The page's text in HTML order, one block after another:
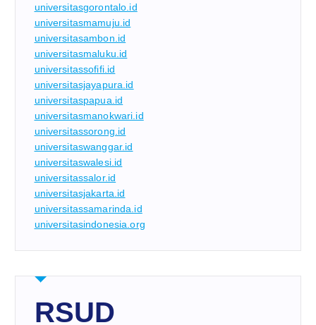
universitasgorontalo.id
universitasmamuju.id
universitasambon.id
universitasmaluku.id
universitassofifi.id
universitasjayapura.id
universitaspapua.id
universitasmanokwari.id
universitassorong.id
universitaswanggar.id
universitaswalesi.id
universitassalor.id
universitasjakarta.id
universitassamarinda.id
universitasindonesia.org
RSUD